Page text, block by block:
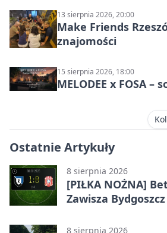
13 sierpnia 2026, 20:00
Make Friends
znajomości
15 sierpnia 2026, 18:00
MELODEE x FOSA –
Ostatnie Artykuły
8 sierpnia 2026
[PIŁKA NOŻNA]
Zawisza
pierwszym
8 sierpnia 2026